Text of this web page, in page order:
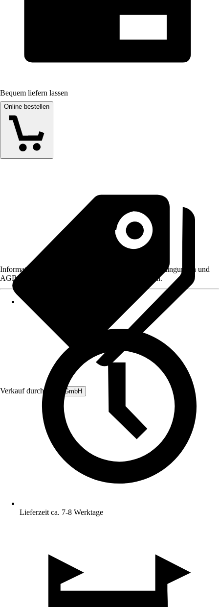
Bequem liefern lassen
Online bestellen
Verkauf durch: B&L GmbH
Informationen des Verkäufers, wie z. B. Rückgabebedingungen und
AGB, finden Sie bei Klick auf den Verkäufernamen.
Lieferzeit ca. 7-8 Werktage